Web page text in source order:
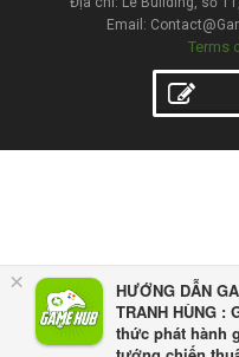
×
HƯỚNG DẪN
TRANH HÙNG :
thức phát hành
Email:
Terms